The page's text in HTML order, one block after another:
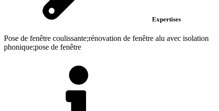
Expertises
Pose de fenêtre coulissante;rénovation de fenêtre alu avec isolation
phonique;pose de fenêtre